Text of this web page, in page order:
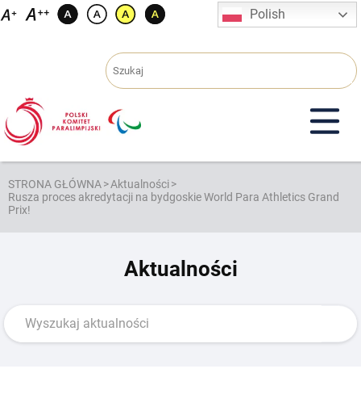
Przejdź
Polish
STRONA GŁÓWNA>Aktualności>
Rusza proces akredytacji na bydgoskie World Para Athletics Grand
Prix!
Aktualności